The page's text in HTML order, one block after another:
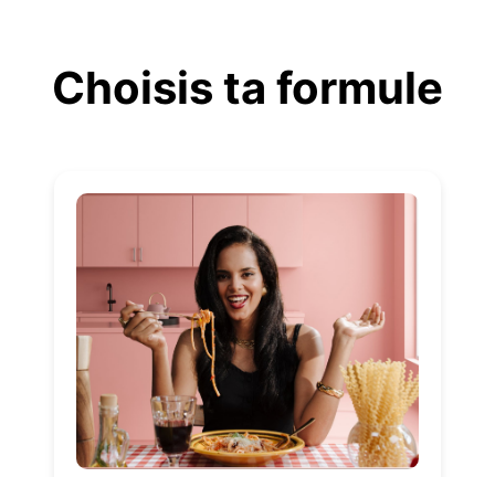
contenuChoisis ta formule